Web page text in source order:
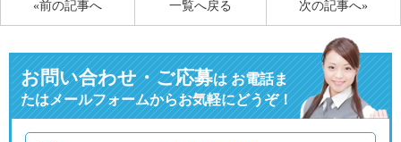
«前の記事へ 次の記事へ»
一覧へ戻る
お問い合わせ・ご応募はお電話ま
たはメールフォームからお気軽にどうぞ！